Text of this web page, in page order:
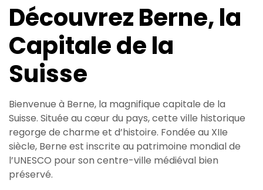
2026
Découvrez Berne, la
Capitale de la
Suisse
Bienvenue à Berne, la magnifique capitale de la
Suisse. Située au cœur du pays, cette ville historique
regorge de charme et d’histoire. Fondée au XIIe
siècle, Berne est inscrite au patrimoine mondial de
l’UNESCO pour son centre-ville médiéval bien
préservé.